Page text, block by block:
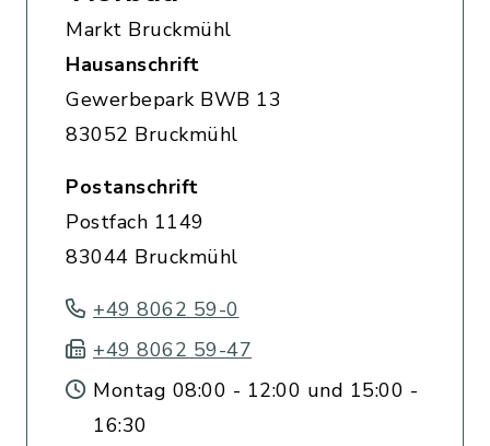
Markt Bruckmühl
Hausanschrift
Gewerbepark BWB 13
83052 Bruckmühl
Postanschrift
Postfach 1149
83044 Bruckmühl
+49 8062 59-0
+49 8062 59-47
Montag 08:00 - 12:00 und 15:00 -
16:30